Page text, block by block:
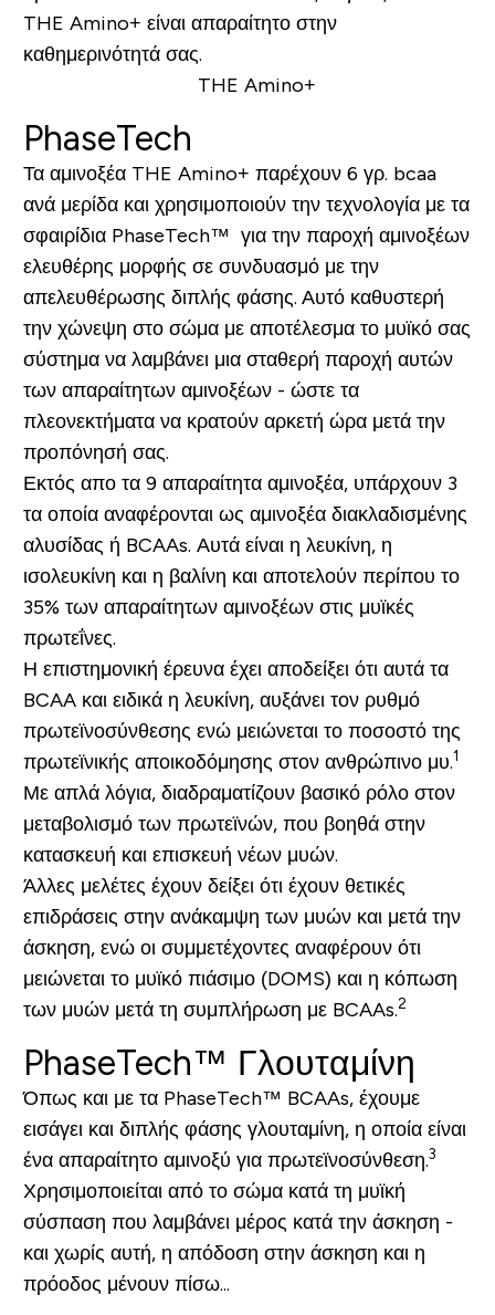
THE Amino+ είναι απαραίτητο στην
καθημερινότητά σας.
PhaseTech
Τα αμινοξέα THE Amino+ παρέχουν 6 γρ. bcaa
ανά μερίδα και χρησιμοποιούν την τεχνολογία με τα
σφαιρίδια PhaseTech™ για την παροχή αμινοξέων
ελευθέρης μορφής σε συνδυασμό με την
απελευθέρωσης διπλής φάσης. Αυτό καθυστερή
την χώνεψη στο σώμα με αποτέλεσμα το μυϊκό σας
σύστημα να λαμβάνει μια σταθερή παροχή αυτών
των απαραίτητων αμινοξέων - ώστε τα
πλεονεκτήματα να κρατούν αρκετή ώρα μετά την
προπόνησή σας.
Εκτός απο τα 9 απαραίτητα αμινοξέα, υπάρχουν 3
τα οποία αναφέρονται ως αμινοξέα διακλαδισμένης
αλυσίδας ή BCAAs. Αυτά είναι η λευκίνη, η
ισολευκίνη και η βαλίνη και αποτελούν περίπου το
35% των απαραίτητων αμινοξέων στις μυϊκές
πρωτεΐνες.
Η επιστημονική έρευνα έχει αποδείξει ότι αυτά τα
BCAA και ειδικά η λευκίνη, αυξάνει τον ρυθμό
πρωτεϊνοσύνθεσης ενώ μειώνεται το ποσοστό της
πρωτεϊνικής αποικοδόμησης στον ανθρώπινο μυ.1
Με απλά λόγια, διαδραματίζουν βασικό ρόλο στον
μεταβολισμό των πρωτεϊνών, που βοηθά στην
κατασκευή και επισκευή νέων μυών.
Άλλες μελέτες έχουν δείξει ότι έχουν θετικές
επιδράσεις στην ανάκαμψη των μυών και μετά την
άσκηση, ενώ οι συμμετέχοντες αναφέρουν ότι
μειώνεται το μυϊκό πιάσιμο (DOMS) και η κόπωση
των μυών μετά τη συμπλήρωση με BCAAs.2
PhaseTech™ Γλουταμίνη
Όπως και με τα PhaseTech™ BCAAs, έχουμε
εισάγει και διπλής φάσης γλουταμίνη, η οποία είναι
ένα απαραίτητο αμινοξύ για πρωτεϊνοσύνθεση.3
Χρησιμοποιείται από το σώμα κατά τη μυϊκή
σύσπαση που λαμβάνει μέρος κατά την άσκηση -
και χωρίς αυτή, η απόδοση στην άσκηση και η
πρόοδος μένουν πίσω...